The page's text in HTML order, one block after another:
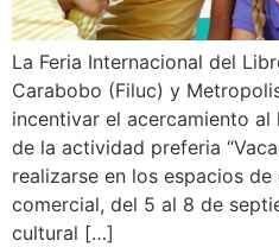
La Feria Internacional del
Carabobo (Filuc) y
incentivar el acercamiento
de la actividad preferia
realizarse en los espacios
comercial, del 5 al 8 de
cultural […]